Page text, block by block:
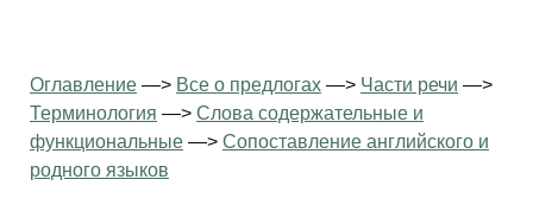
Оглавление —> Все о предлогах —> Части речи —>
Терминология —> Слова содержательные и
функциональные —> Сопоставление английского и
родного языков